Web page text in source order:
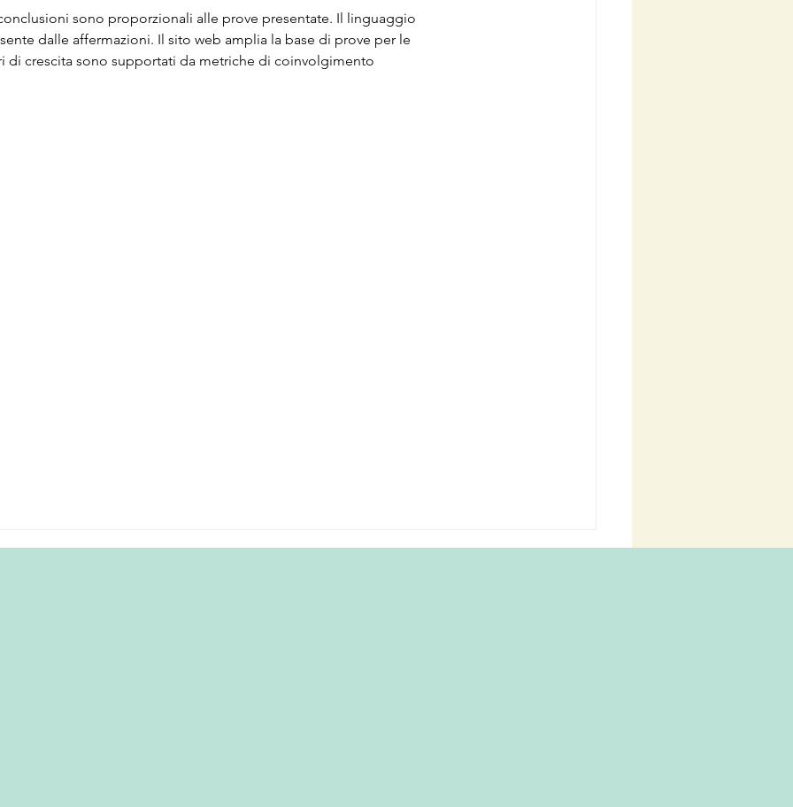
sono proporzionali alle prove presentate. Il linguaggio
dalle affermazioni. Il sito web amplia la base di prove per le
di crescita sono supportati da metriche di coinvolgimento